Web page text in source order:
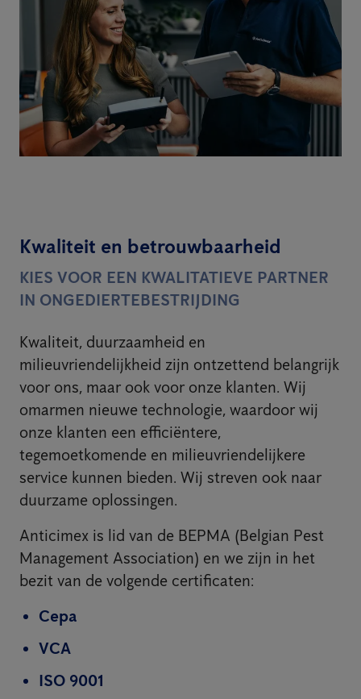
Kwaliteit en betrouwbaarheid
KIES VOOR EEN KWALITATIEVE PARTNER
IN ONGEDIERTEBESTRIJDING
Kwaliteit, duurzaamheid en
milieuvriendelijkheid zijn ontzettend belangrijk
voor ons, maar ook voor onze klanten. Wij
omarmen nieuwe technologie, waardoor wij
onze klanten een efficiëntere,
tegemoetkomende en milieuvriendelijkere
service kunnen bieden. Wij streven ook naar
duurzame oplossingen.
Anticimex is lid van de BEPMA (Belgian Pest
Management Association) en we zijn in het
bezit van de volgende certificaten:
Cepa
VCA
ISO 9001